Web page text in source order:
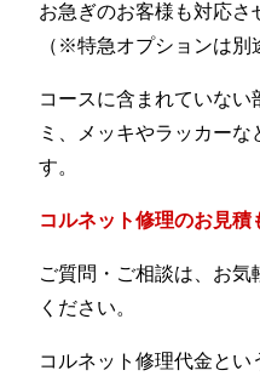
お急ぎのお客様も対応さ
（※特急オプションは別
コースに含まれていない
ミ、メッキやラッカー
す。
コルネット修理のお見積
ご質問・ご相談は、お
ください。
コルネット修理代金とい